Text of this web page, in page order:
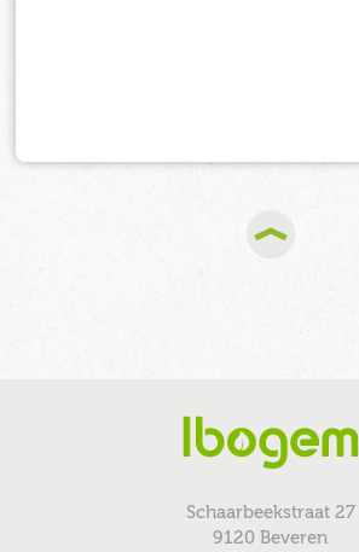
Schaarbeekstraat 27
9120 Beveren